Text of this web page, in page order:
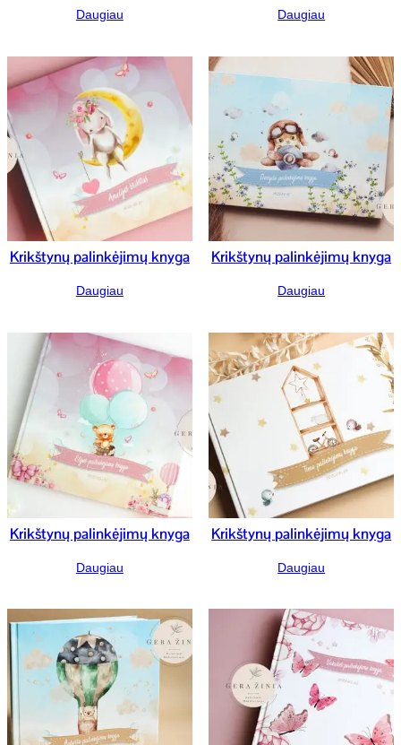
Daugiau Daugiau
Krikštynų palinkėjimų knyga
Daugiau
Krikštynų palinkėjimų knyga
Daugiau
Krikštynų palinkėjimų knyga
Daugiau
Krikštynų palinkėjimų knyga
Daugiau